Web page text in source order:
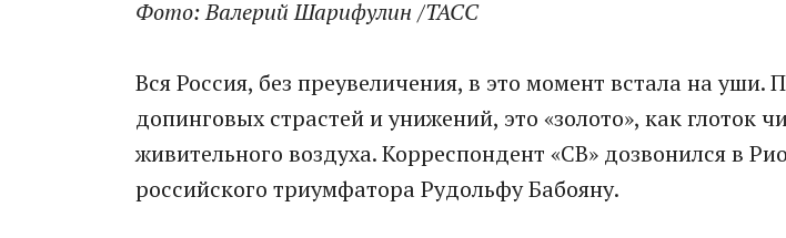
Фото: Валерий Шарифулин /ТАСС
Вся Россия, без преувеличения, в это момент встала на уши.
допинговых страстей и унижений, это «золото», как глоток
живительного воздуха. Корреспондент «СВ» дозвонился в
российского триумфатора Рудольфу Бабояну.